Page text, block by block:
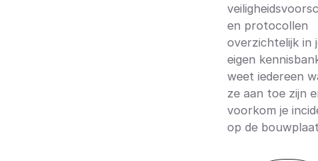
en protocollen
overzichtelijk in
eigen
weet iedereen
ze aan toe zijn
voorkom je
op de